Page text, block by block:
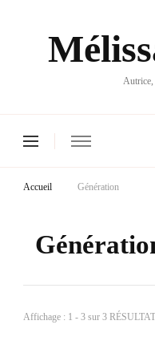
Autrice,
Accueil Génération
Affichage : 1 - 3 sur 3